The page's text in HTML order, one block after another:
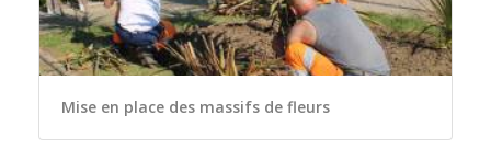
Mise en place des massifs de fleurs